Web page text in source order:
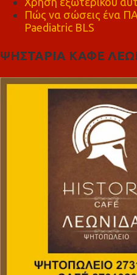
Πώς να σώσεις ένα
Paediatric BLS
ΨΗΣΤΑΡΙΑ ΚΑΦΕ